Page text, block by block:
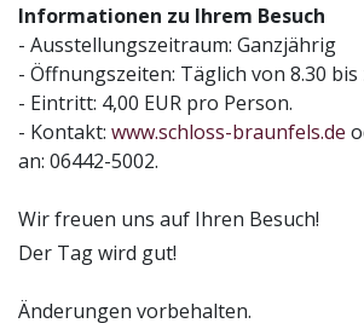
Informationen zu Ihrem Besuch
- Ausstellungszeitraum: Ganzjährig
- Öffnungszeiten: Täglich von 8.30
- Eintritt: 4,00 EUR pro Person.
- Kontakt: www.schloss-braunfels.de
an: 06442-5002.
Wir freuen uns auf Ihren Besuch!
Der Tag wird gut!
Änderungen vorbehalten.